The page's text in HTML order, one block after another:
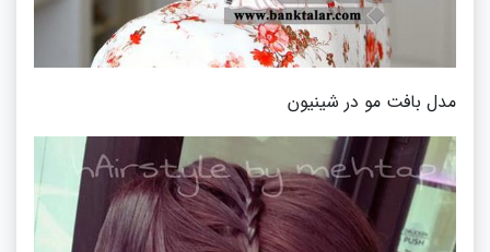
مدل بافت مو در شینیون